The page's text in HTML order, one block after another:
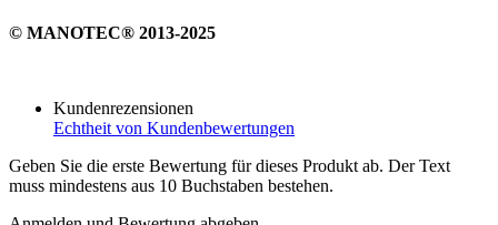
© MANOTEC® 2013-2025
Kundenrezensionen
Echtheit von Kundenbewertungen
Geben Sie die erste Bewertung für dieses Produkt ab. Der Text
muss mindestens aus 10 Buchstaben bestehen.